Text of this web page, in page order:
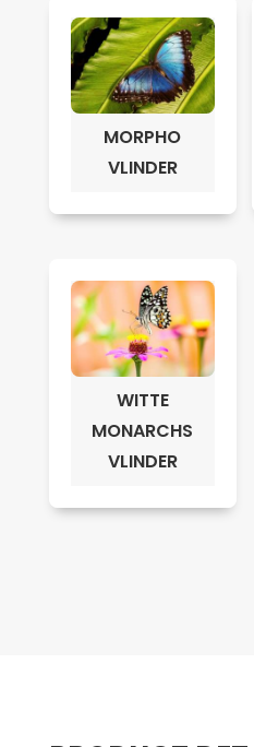
MORPHO
VLINDER
WITTE
MONARCHS
VLINDER